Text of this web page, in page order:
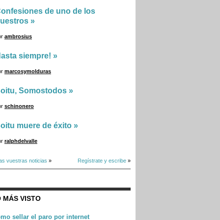
de uno de los
»
ambrosius
siempre! »
marcosymolduras
Somostodos »
schinonero
muere de éxito »
ralphdelvalle
vuestras noticias » Regístrate y escribe »
MÁS VISTO
sellar el paro por internet